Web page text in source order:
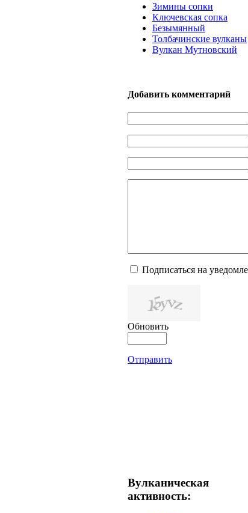
Зимины сопки
Ключевская сопка
Безымянный
Толбачинские вулканы
Вулкан Мутновский
Добавить комментарий
Подписаться на
Обновить
Отправить
Вулканическая
активность: